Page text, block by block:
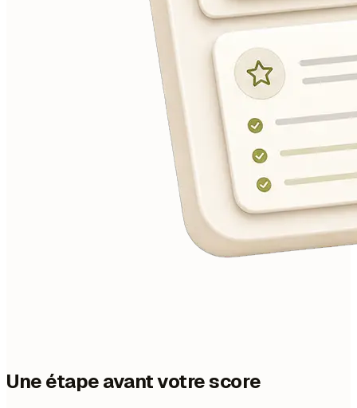
Une étape avant votre score